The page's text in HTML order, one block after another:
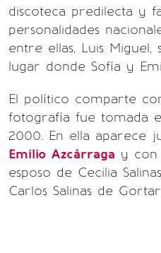
discoteca predilecta y
personalidades
entre ellas, Luis
lugar donde Sofía y
El político comparte
fotografía fue tomada
2000. En ella aparece
Emilio Azcárraga y con
esposo de Cecilia
Carlos Salinas de